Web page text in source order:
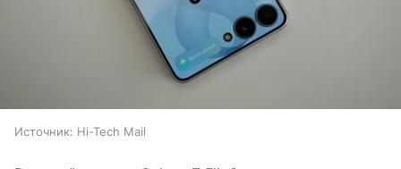
Источник: Hi-Tech Mail